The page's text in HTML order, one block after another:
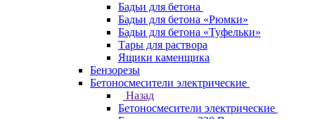
Бадьи для бетона
Бадьи для бетона «Рюмки»
Бадьи для бетона «Туфельки»
Тары для раствора
Ящики каменщика
Бензорезы
Бетоносмесители электрические
Назад
Бетоносмесители электрические